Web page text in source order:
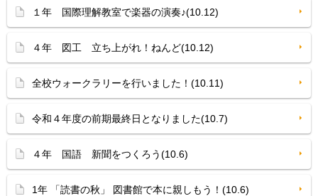
１年 国際理解教室で楽器の演奏♪(10.12)
４年 図工 立ち上がれ！ねんど(10.12)
全校ウォークラリーを行いました！(10.11)
令和４年度の前期最終日となりました(10.7)
４年 国語 新聞をつくろう(10.6)
1年 「読書の秋」 図書館で本に親しもう！(10.6)